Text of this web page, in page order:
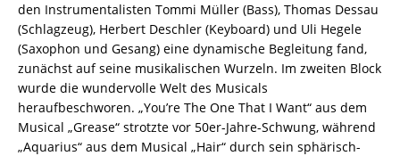
den Instrumentalisten Tommi Müller (Bass), Thomas Dessau
(Schlagzeug), Herbert Deschler (Keyboard) und Uli Hegele
(Saxophon und Gesang) eine dynamische Begleitung fand,
zunächst auf seine musikalischen Wurzeln. Im zweiten Block
wurde die wundervolle Welt des Musicals
heraufbeschworen. „You’re The One That I Want“ aus dem
Musical „Grease“ strotzte vor 50er-Jahre-Schwung, während
„Aquarius“ aus dem Musical „Hair“ durch sein sphärisch-